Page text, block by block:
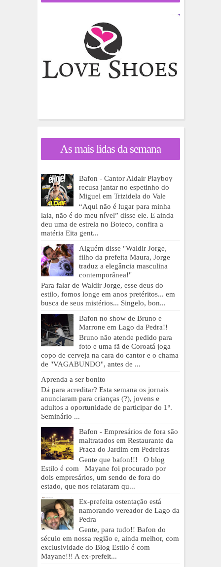
As mais lidas da semana
Bafon - Cantor Aldair Playboy
recusa jantar no espetinho do
Miguel em Trizidela do Vale
“Aqui não é lugar para minha
laia, não é do meu nível” disse ele. E ainda
deu uma de estrela no Boteco, confira a
matéria Eita gent...
Alguém disse "Waldir Jorge,
filho da prefeita Maura, Jorge
traduz a elegância masculina
contemporânea!"
Para falar de Waldir Jorge, esse deus do
estilo, fomos longe em anos pretéritos... em
busca de seus mistérios... Singelo, bon...
Bafon no show de Bruno e
Marrone em Lago da Pedra!!
Bruno não atende pedido para
foto e uma fã de Coroatá joga
copo de cerveja na cara do cantor e o chama
de "VAGABUNDO", antes de ...
Aprenda a ser bonito
Dá para acreditar? Esta semana os jornais
anunciaram para crianças (?), jovens e
adultos a oportunidade de participar do 1º.
Seminário ...
Bafon - Empresários de fora são
maltratados em Restaurante da
Praça do Jardim em Pedreiras
Gente que bafon!!! O blog
Estilo é com Mayane foi procurado por
dois empresários, um sendo de fora do
estado, que nos relataram qu...
Ex-prefeita ostentação está
namorando vereador de Lago da
Pedra
Gente, para tudo!! Bafon do
século em nossa região e, ainda melhor, com
exclusividade do Blog Estilo é com
Mayane!!! A ex-prefeit...